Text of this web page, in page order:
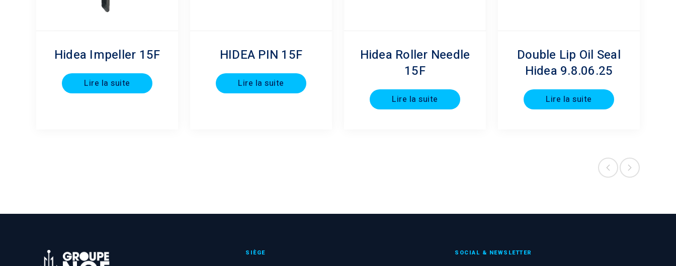
Hidea Impeller 15F
Lire la suite
HIDEA PIN 15F
Lire la suite
Hidea Roller Needle
15F
Lire la suite
Double Lip Oil Seal
Hidea 9.8.06.25
Lire la suite
SIÈGE SOCIAL & NEWSLETTER